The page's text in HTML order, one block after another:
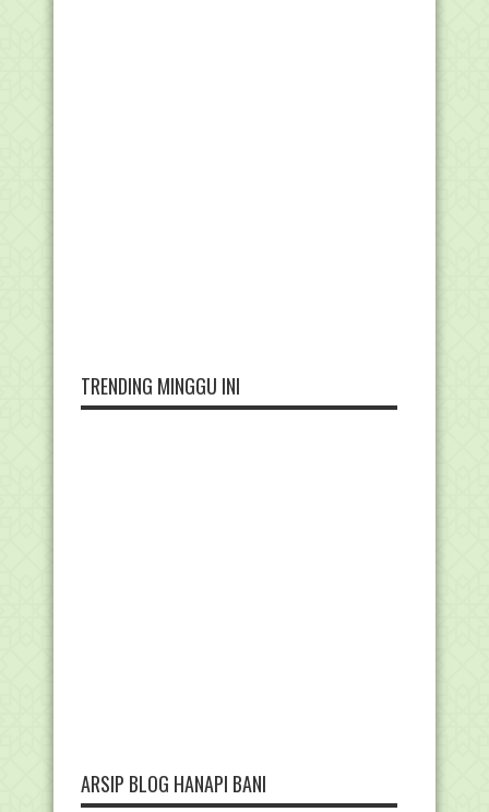
TRENDING MINGGU INI
ARSIP BLOG HANAPI BANI